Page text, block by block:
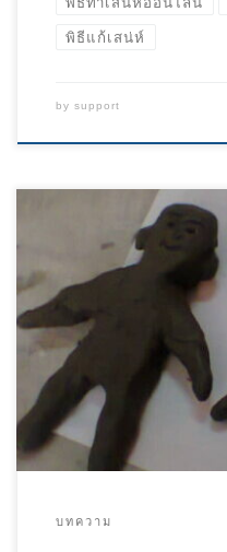
พิธีแก้เสน่ห์
by support
บทความ